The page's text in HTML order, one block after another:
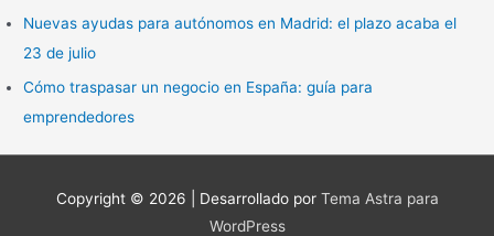
Nuevas ayudas para autónomos en Madrid: el plazo acaba el
23 de julio
Cómo traspasar un negocio en España: guía para
emprendedores
Copyright © 2026 | Desarrollado por Tema Astra para
WordPress